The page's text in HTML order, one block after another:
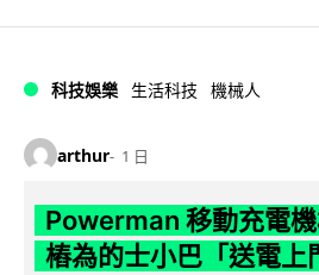
科技娛樂 生活科技 機械人
arthur 1 日
Powerman 移動充電
樁為的士小巴「送電上